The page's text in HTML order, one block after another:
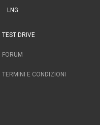
LNG
TEST DRIVE
FORUM
TERMINI E CONDIZIONI